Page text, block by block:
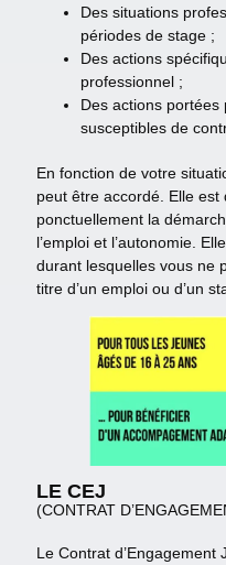
Des situations
périodes de stage ;
Des actions
professionnel ;
Des actions portées
susceptibles de
En fonction de votre
peut être accordé. Elle est
ponctuellement la
l’emploi et l’autonomie.
durant lesquelles vous ne
titre d’un emploi ou d’un
LE CEJ
(CONTRAT
Le Contrat d’Engagement